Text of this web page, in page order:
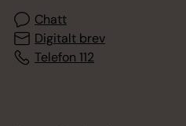
Chatt
Digitalt brev
Telefon 112